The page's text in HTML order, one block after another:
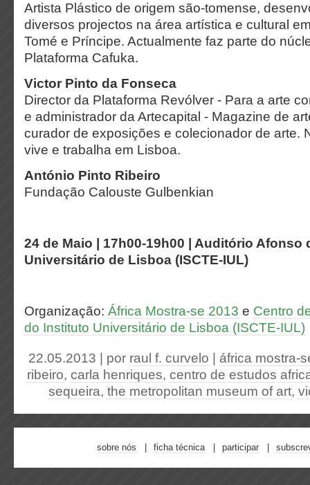
Artista Plástico de origem são-tomense,
diversos projectos na área artística e cultural
Tomé e Príncipe. Actualmente faz parte do
Plataforma Cafuka.
Victor Pinto da Fonseca
Director da Plataforma Revólver - Para a arte
e administrador da Artecapital - Magazine de
curador de exposições e colecionador de arte.
vive e trabalha em Lisboa.
António Pinto Ribeiro
Fundação Calouste Gulbenkian
24 de Maio | 17h00-19h00 | Auditório Afonso
Universitário de Lisboa (ISCTE-IUL)
Organização: África Mostra-se 2013 e Centro
do Instituto Universitário de Lisboa (ISCTE-IUL)
22.05.2013 | por raul f. curvelo
áfrica mostra-
ribeiro, carla henriques, centro de estudos
sequeira, the metropolitan museum of art,
sobre nós ficha técnica participar